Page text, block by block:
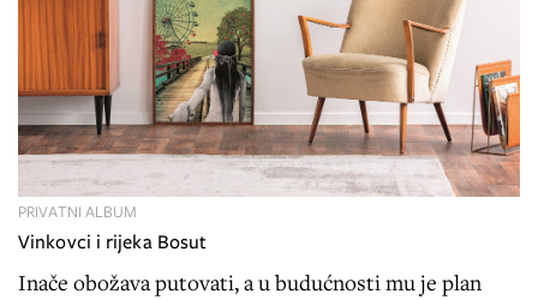
PRIVATNI ALBUM
Vinkovci i rijeka Bosut
Inače obožava putovati, a u budućnosti mu je plan